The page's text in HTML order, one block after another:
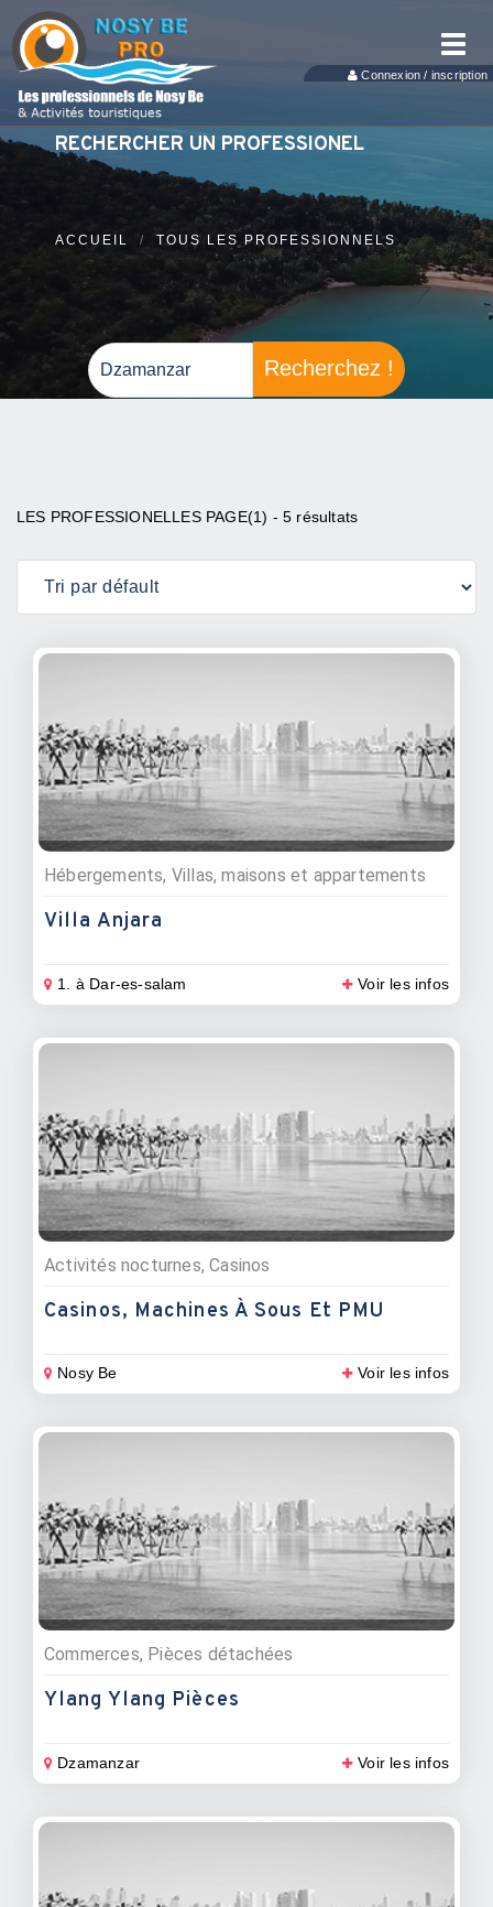
Connexion / inscription
RECHERCHER UN PROFESSIONEL
ACCUEIL TOUS LES PROFESSIONNELS
Recherchez !
LES PROFESSIONELLES PAGE(1) - 5 résultats
Hébergements, Villas, maisons et appartements
Villa Anjara
1. à Dar-es-salam Voir les infos
Activités nocturnes, Casinos
Casinos, Machines À Sous Et PMU
Nosy Be Voir les infos
Commerces, Pièces détachées
Ylang Ylang Pièces
Dzamanzar Voir les infos